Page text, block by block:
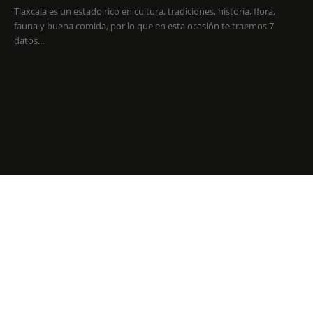
Tlaxcala es un estado rico en cultura, tradiciones, historia, flora,
fauna y buena comida, por lo que en esta ocasión te traemos 7
datos...